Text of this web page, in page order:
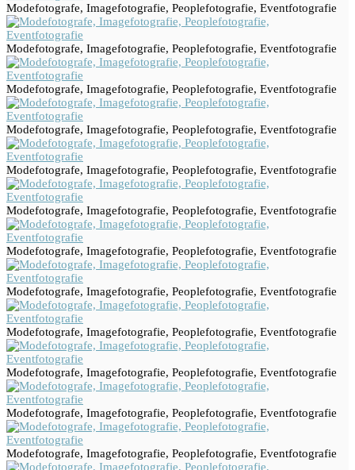
Modefotografe, Imagefotografie, Peoplefotografie, Eventfotografie
Modefotografe, Imagefotografie, Peoplefotografie, Eventfotografie
Modefotografe, Imagefotografie, Peoplefotografie, Eventfotografie
Modefotografe, Imagefotografie, Peoplefotografie, Eventfotografie
Modefotografe, Imagefotografie, Peoplefotografie, Eventfotografie
Modefotografe, Imagefotografie, Peoplefotografie, Eventfotografie
Modefotografe, Imagefotografie, Peoplefotografie, Eventfotografie
Modefotografe, Imagefotografie, Peoplefotografie, Eventfotografie
Modefotografe, Imagefotografie, Peoplefotografie, Eventfotografie
Modefotografe, Imagefotografie, Peoplefotografie, Eventfotografie
Modefotografe, Imagefotografie, Peoplefotografie, Eventfotografie
Modefotografe, Imagefotografie, Peoplefotografie, Eventfotografie